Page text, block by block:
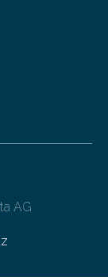
Toprak
AG